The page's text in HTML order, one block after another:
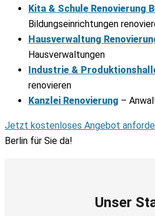
Kita & Schule Renovierung
Bildungseinrichtungen
Hausverwaltung
Hausverwaltungen
Industrie &
renovieren
Kanzlei Renovierung –
Jetzt kostenloses Angebot
Berlin für Sie da!
Unser